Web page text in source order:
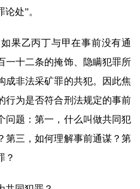
处”。
果乙丙丁与甲在事前没有通
一十二条的掩饰、隐瞒犯罪所
成非法采矿罪的共犯。因此焦
行为是否符合刑法规定的事前
问题：第一，什么叫做共同犯
第三，如何理解事前通谋？第
？